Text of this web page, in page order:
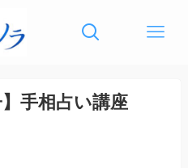
】手相占い講座